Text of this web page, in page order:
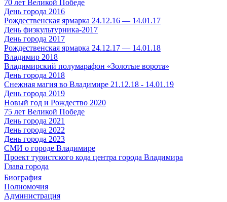
70 лет Великой Победе
День города 2016
Рождественская ярмарка 24.12.16 — 14.01.17
День физкультурника-2017
День города 2017
Рождественская ярмарка 24.12.17 — 14.01.18
Владимир 2018
Владимирский полумарафон «Золотые ворота»
День города 2018
Снежная магия во Владимире 21.12.18 - 14.01.19
День города 2019
Новый год и Рождество 2020
75 лет Великой Победе
День города 2021
День города 2022
День города 2023
СМИ о городе Владимире
Проект туристского кода центра города Владимира
Глава города
Биография
Полномочия
Администрация